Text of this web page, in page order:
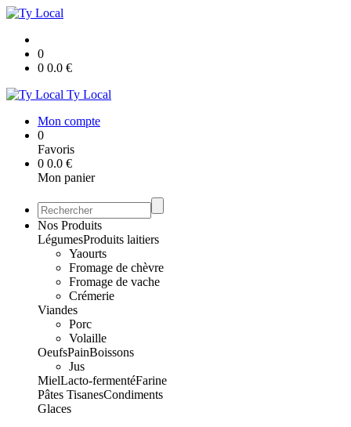
0
0 0.0 €
Ty Local
Mon compte
0
Favoris
0 0.0 €
Mon panier
Nos Produits
LégumesProduits laitiers
Yaourts
Fromage de chèvre
Fromage de vache
Crémerie
Viandes
Porc
Volaille
OeufsPainBoissons
Jus
MielLacto-fermentéFarine
Pâtes TisanesCondiments
Glaces